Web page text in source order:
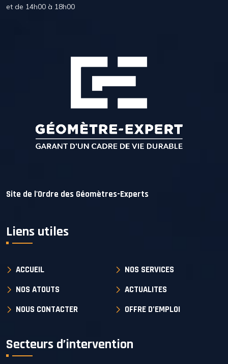
et de 14h00 à 18h00
Site de l'Ordre des Géomètres-Experts
Liens utiles
ACCUEIL
NOS SERVICES
NOS ATOUTS
ACTUALITES
NOUS CONTACTER
OFFRE D’EMPLOI
Secteurs d’intervention